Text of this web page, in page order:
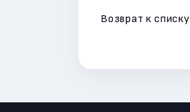
Возврат к списку